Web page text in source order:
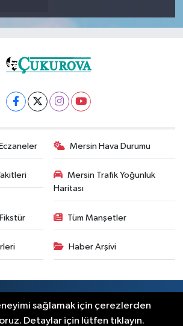
Mersin Hava Durumu
Mersin Trafik Yoğunluk
Haritası
Tüm Manşetler
Haber Arşivi
sağlamak için çerezlerden
Detaylar için lütfen tıklayın.